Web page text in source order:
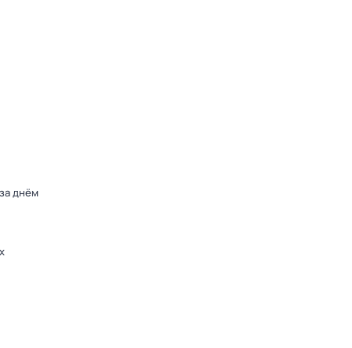
днём